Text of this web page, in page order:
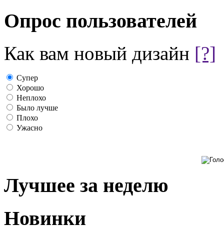
Опрос пользователей
Как вам новый дизайн [?]
Супер
Хорошо
Неплохо
Было лучше
Плохо
Ужасно
Лучшее за неделю
Новинки